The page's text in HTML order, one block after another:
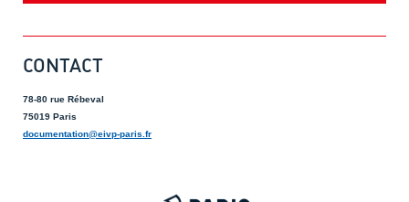
CONTACT
78-80 rue Rébeval
75019 Paris
documentation@eivp-paris.fr